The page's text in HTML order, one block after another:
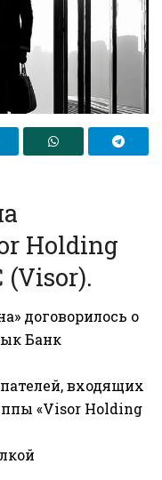
Holding
(Visor).
договорилось о
Банк
входящих
«Visor Holding